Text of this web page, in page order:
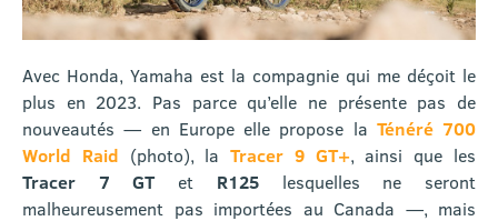
Avec Honda, Yamaha est la compagnie qui me déçoit le
plus en 2023. Pas parce qu’elle ne présente pas de
nouveautés — en Europe elle propose la Ténéré 700
World Raid (photo), laTracer 9 GT+, ainsi que les
Tracer 7 GT et R125lesquelles ne seront
malheureusement pas importées au Canada —, mais